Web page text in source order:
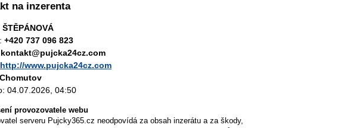
na inzerenta
ŠTĚPÁNOVÁ
+420 737 096 823
kontakt@pujcka24cz.com
http://www.pujcka24cz.com
Chomutov
04.07.2026, 04:50
provozovatele webu
serveru Pujcky365.cz neodpovídá za obsah inzerátu a za škody,